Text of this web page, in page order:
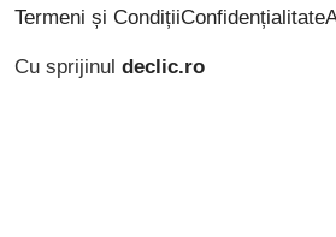
Termeni și CondițiiConfidențialitate
Cu sprijinul declic.ro